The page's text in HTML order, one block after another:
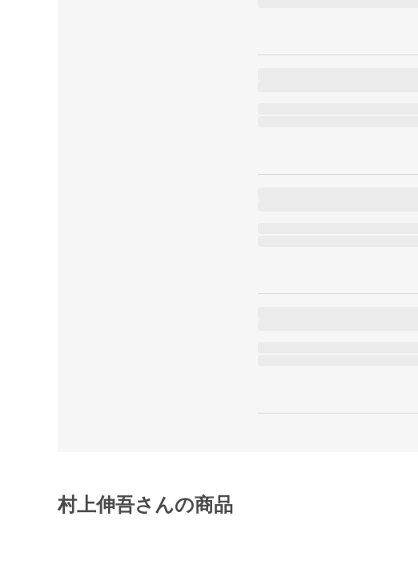
村上伸吾さんの商品